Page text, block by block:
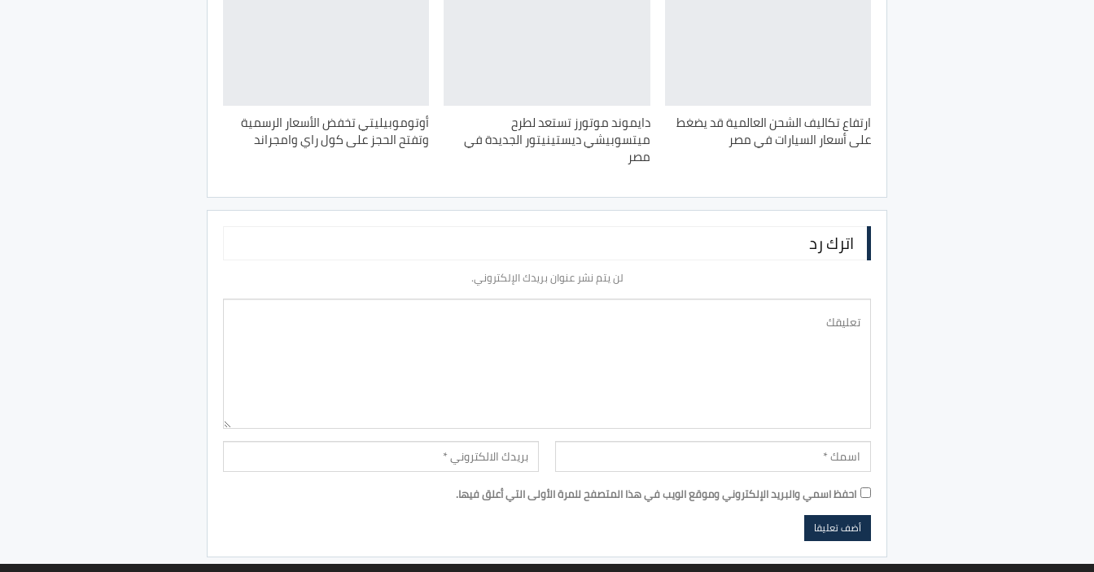
ارتفاع تكاليف الشحن العالمية قد يضغط
على أسعار السيارات في مصر
دايموند موتورز تستعد لطرح
ميتسوبيشي ديستينيتور الجديدة في
مصر
أوتوموبيليتي تخفض الأسعار الرسمية
وتفتح الحجز على كول راي وامجراند
اترك رد
لن يتم نشر عنوان بريدك الإلكتروني.
احفظ اسمي والبريد الإلكتروني وموقع الويب في هذا المتصفح للمرة الأولى التي أعلق فيها.